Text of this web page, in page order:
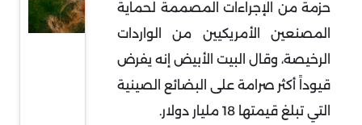
حزمة من الإجراءات المصممة لحماية
المصنعين الأمريكيين من الواردات
الرخيصة، وقال البيت الأبيض إنه يفرض
قيوداً أكثر صرامة على البضائع الصينية
التي تبلغ قيمتها 18 مليار دولار.
التمدد
معركة
النفوذ